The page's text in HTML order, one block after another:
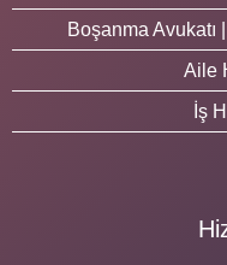
Boşanma Avukatı
Aile
İş